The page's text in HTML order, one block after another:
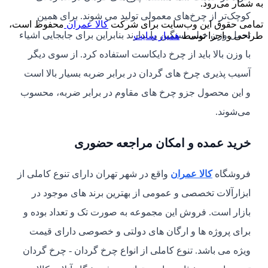
کوچک‌تر از چرخ‌های معمولی تولید می‌­ شوند. برای همین
تحمل وزن خیلی سنگین را ندارند بنابراین برای جابجایی اشیاء
با وزن بالا باید از چرخ دایکاست استفاده کرد. از سوی دیگر
آسیب پذیری چرخ‌ های گردان در برابر ضربه بسیار بالا است
و این محصول جزو چرخ‌ های مقاوم در برابر ضربه، محسوب
می­‌شوند.
خرید عمده و امکان مراجعه حضوری
فروشگاهکالا عمران واقع در شهر تهران دارای تنوع کاملی از
ابزارآلات تخصصی و عمومی از بهترین برند های موجود در
بازار است. فروش این مجموعه به صورت تک و تعداد بوده و
برای پروژه ها و ارگان های دولتی و خصوصی دارای قیمت
ویژه می باشد. تنوع کاملی از انواع چرخ گردان - چرخ گردان
به شمار می‌رود.
تمامی حقوق این وب‌سایت برای شرکت کالا عمران محفوظ است،
طراحی و اجرا توسطهمیار سایت